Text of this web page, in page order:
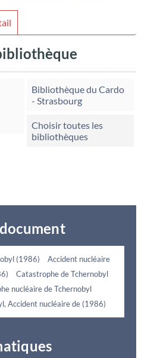
Bibliothèque du Cardo
- Strasbourg
Choisir toutes les
bibliothèques
(1986)
Accident nucléaire
Catastrophe de Tchernobyl
nucléaire de Tchernobyl
Accident nucléaire de (1986)